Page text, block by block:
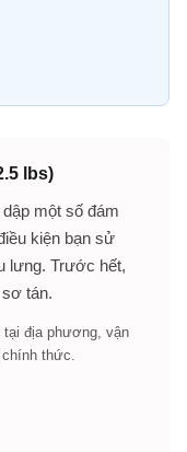
lbs)
một số đám
kiện bạn sử
lưng. Trước hết,
sơ tán.
tại địa phương, vận
thức.